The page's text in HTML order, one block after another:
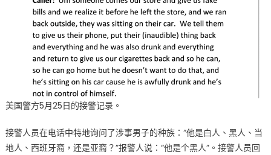
美国警方5月25日的接警记录。
接警人员在电话中特地询问了涉事男子的种族：“他是白人、黑人、当
地人、西班牙裔，还是亚裔？”报警人说：“他是个黑人”。接警人员回